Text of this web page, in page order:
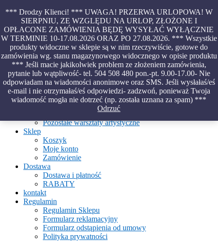
*** Drodzy Klienci! *** UWAGA! PRZERWA URLOPOWA! W
SIERPNIU, ZE WZGLĘDU NA URLOP, ZŁOŻONE I
OPŁACONE ZAMÓWIENIA BĘDĘ WYSYŁAĆ WYŁĄCZNIE
W TERMINIE 10-17.08.2026 ORAZ PO 27.08.2026. *** Wszystkie
produkty widoczne w sklepie są w nim rzeczywiście, gotowe do
zamówienia wg. stanu magazynowego widocznego w opisie produktu
*** Jeśli macie jakikolwiek problem ze złożeniem zamówienia,
pytanie lub wątpliwość- tel. 504 508 480 pon.-pt. 9.00-17.00- Nie
odpowiadam na wiadomości anonimowe oraz SMS. Jeśli wysłałaś/eś
e-mail i nie otrzymałaś/eś odpowiedzi- zadzwoń, ponieważ Twoja
wiadomość mogła nie dotrzeć (np. została uznana za spam) ***
Odrzuć
Skip
content
Piękno malowane na wodzie – papiery marmurkowe – materiały
introligatorskie – oprawy – etui – pudełka
Aktualności
O Pracowni
Ebru
Warsztaty
Warsztaty malowania na wodzie
Pozostałe warsztaty artystyczne
Sklep
Koszyk
Moje konto
Zamówienie
Dostawa
Dostawa i płatność
RABATY
kontakt
Regulamin
Regulamin Sklepu
Formularz reklamacyjny
Formularz odstąpienia od umowy
Polityka prywatności